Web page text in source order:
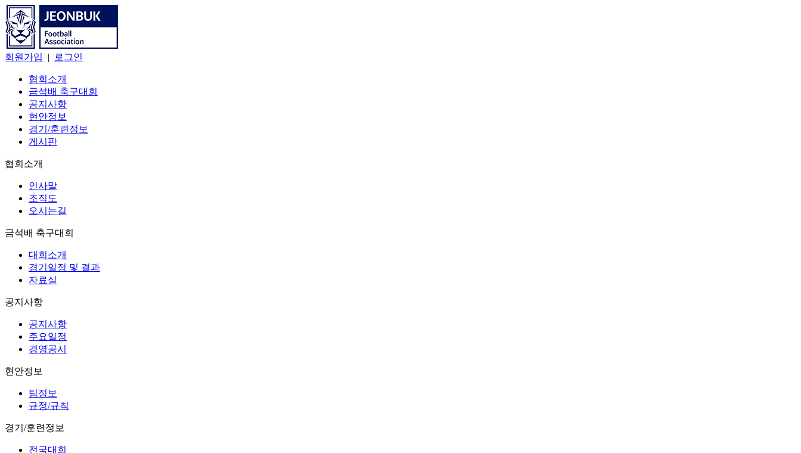
회원가입 | 로그인
협회소개
금석배 축구대회
공지사항
현안정보
경기/훈련정보
게시판
협회소개
인사말
조직도
오시는길
금석배 축구대회
대회소개
경기일정 및 결과
자료실
공지사항
공지사항
주요일정
경영공시
현안정보
팀정보
규정/규칙
경기/훈련정보
전국대회